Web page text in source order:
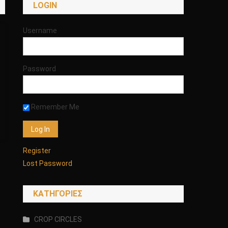
LOGIN
Username
Password
Remember Me
Register
Lost Password
KΑΤΗΓΟΡΊΕΣ
CROP CIRCLES